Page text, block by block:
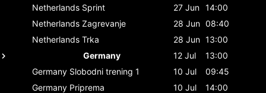
Netherlands Sprint 27 Jun 14:00
Netherlands Zagrevanje 28 Jun 08:40
Netherlands Trka 28 Jun 13:00
Germany
12 Jul
13:00
Germany Slobodni trening 1 10 Jul
09:45
Germany Priprema 10 Jul
14:00